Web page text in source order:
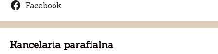
Facebook
Kancelaria parafialna